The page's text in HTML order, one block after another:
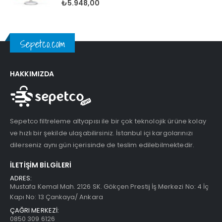
₺5.948,00
Sepetco.com
HAKKIMIZDA
Sepetco filtreleme altyapısı ile bir çok teknolojik ürüne kolay
ve hızlı bir şekilde ulaşabilirsiniz. İstanbul içi kargolarınızı
dilerseniz aynı gün içerisinde de teslim edilebilmektedir.
İLETIŞIM BILGILERI
ADRES:
Mustafa Kemal Mah. 2126 SK. Gökçen Prestij İş Merkezi No: 4 İç
Kapı No: 13 Çankaya/ Ankara
ÇAĞRI MERKEZİ:
0850 309 6126